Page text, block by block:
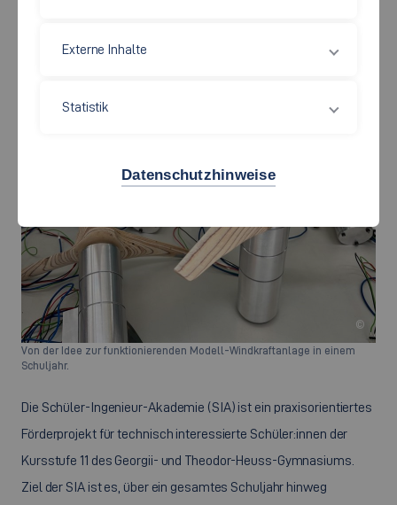
Von der Idee zur funktionierenden Modell-Windkraftanlage in einem
Schuljahr.
©
Die Schüler-Ingenieur-Akademie (SIA) ist ein praxisorientiertes
Förderprojekt für technisch interessierte Schüler:innen der
Kursstufe 11 des Georgii- und Theodor-Heuss-Gymnasiums.
Ziel der SIA ist es, über ein gesamtes Schuljahr hinweg
Externe Inhalte
Statistik
Datenschutzhinweise